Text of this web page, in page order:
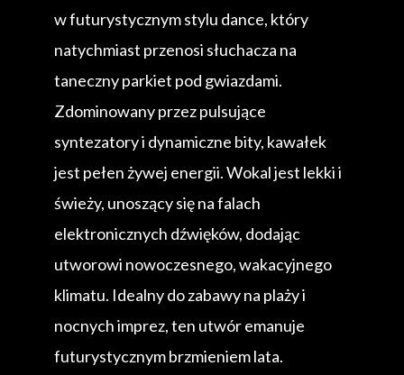
w futurystycznym stylu dance, który
natychmiast przenosi słuchacza na
taneczny parkiet pod gwiazdami.
Zdominowany przez pulsujące
syntezatory i dynamiczne bity, kawałek
jest pełen żywej energii. Wokal jest lekki i
świeży, unoszący się na falach
elektronicznych dźwięków, dodając
utworowi nowoczesnego, wakacyjnego
klimatu. Idealny do zabawy na plaży i
nocnych imprez, ten utwór emanuje
futurystycznym brzmieniem lata.